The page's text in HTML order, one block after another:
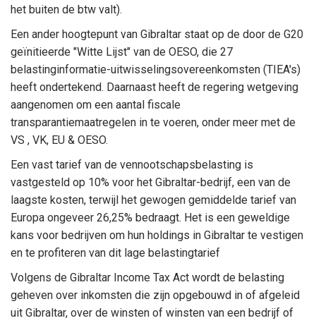
het buiten de btw valt).
Een ander hoogtepunt van Gibraltar staat op de door de G20
geïnitieerde "Witte Lijst" van de OESO, die 27
belastinginformatie-uitwisselingsovereenkomsten (TIEA's)
heeft ondertekend. Daarnaast heeft de regering wetgeving
aangenomen om een aantal fiscale
transparantiemaatregelen in te voeren, onder meer met de
VS , VK, EU & OESO.
Een vast tarief van de vennootschapsbelasting is
vastgesteld op 10% voor het Gibraltar-bedrijf, een van de
laagste kosten, terwijl het gewogen gemiddelde tarief van
Europa ongeveer 26,25% bedraagt. Het is een geweldige
kans voor bedrijven om hun holdings in Gibraltar te vestigen
en te profiteren van dit lage belastingtarief
Volgens de Gibraltar Income Tax Act wordt de belasting
geheven over inkomsten die zijn opgebouwd in of afgeleid
uit Gibraltar, over de winsten of winsten van een bedrijf of